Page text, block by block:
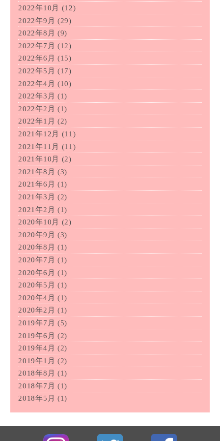
2022年10月
(12)
2022年9月 (29)
2022年8月 (9)
2022年7月 (12)
2022年6月 (15)
2022年5月 (17)
2022年4月 (10)
2022年3月 (1)
2022年2月 (1)
2022年1月 (2)
2021年12月
(11)
2021年11月 (11)
2021年10月
(2)
2021年8月 (3)
2021年6月 (1)
2021年3月 (2)
2021年2月 (1)
2020年10月
(2)
2020年9月 (3)
2020年8月 (1)
2020年7月 (1)
2020年6月 (1)
2020年5月 (1)
2020年4月 (1)
2020年2月 (1)
2019年7月 (5)
2019年6月 (2)
2019年4月 (2)
2019年1月 (2)
2018年8月 (1)
2018年7月 (1)
2018年5月 (1)